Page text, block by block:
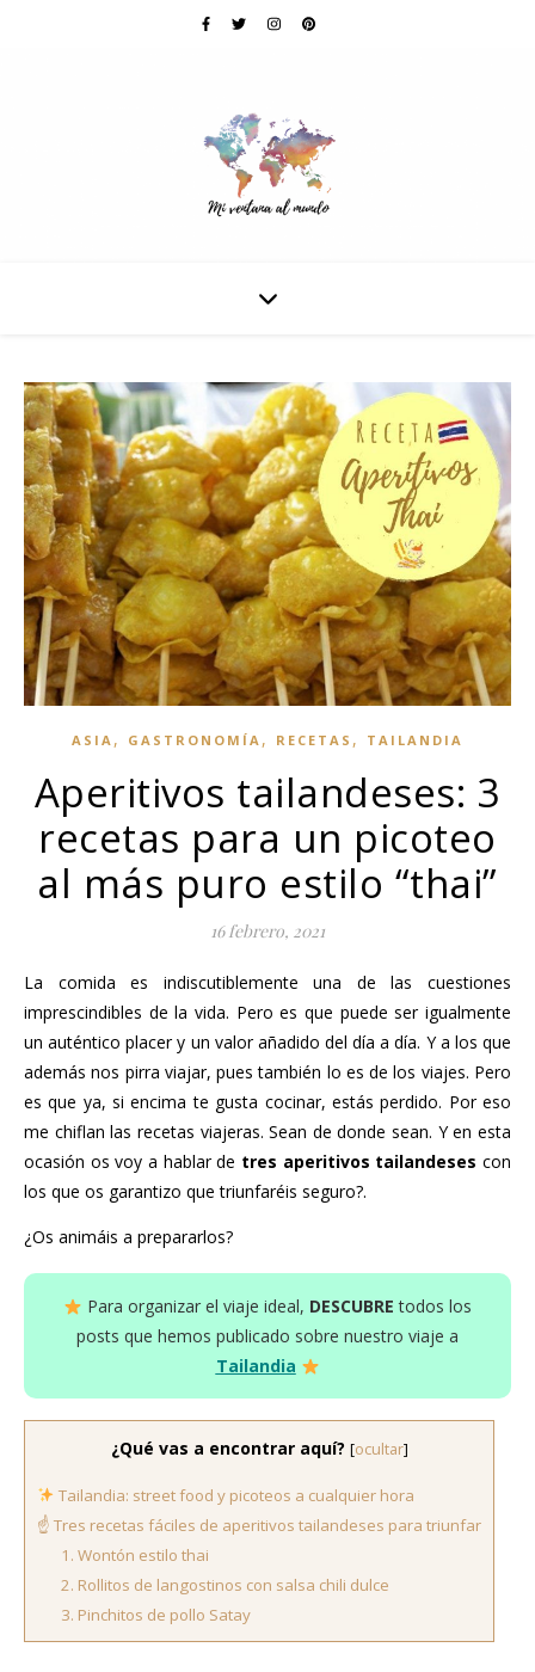
ASIA , GASTRONOMÍA , RECETAS , TAILANDIA
Aperitivos tailandeses: 3
recetas para un picoteo
al más puro estilo “thai”
16 febrero, 2021
La comida es indiscutiblemente una de las cuestiones
imprescindibles de la vida. Pero es que puede ser igualmente
un auténtico placer y un valor añadido del día a día. Y a los que
además nos pirra viajar, pues también lo es de los viajes. Pero
es que ya, si encima te gusta cocinar, estás perdido. Por eso
me chiflan las recetas viajeras. Sean de donde sean. Y en esta
ocasión os voy a hablar de tres aperitivos tailandeses con
los que os garantizo que triunfaréis seguro?.
¿Os animáis a prepararlos?
Para organizar el viaje ideal, DESCUBREtodos los
posts que hemos publicado sobre nuestro viaje a
Tailandia
¿Qué vas a encontrar aquí? [ocultar]
Tailandia: street food y picoteos a cualquier hora
☝️ Tres recetas fáciles de aperitivos tailandeses para triunfar
1. Wontón estilo thai
2. Rollitos de langostinos con salsa chili dulce
3. Pinchitos de pollo Satay